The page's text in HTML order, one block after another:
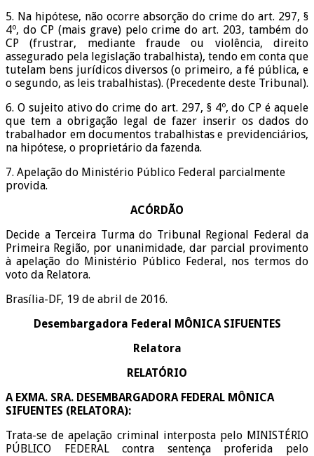
5. Na hipótese, não ocorre absorção do crime do art. 297, §
4º, do CP (mais grave) pelo crime do art. 203, também do
CP (frustrar, mediante fraude ou violência, direito
assegurado pela legislação trabalhista), tendo em conta que
tutelam bens jurídicos diversos (o primeiro, a fé pública, e
o segundo, as leis trabalhistas). (Precedente deste Tribunal).
6. O sujeito ativo do crime do art. 297, § 4º, do CP é aquele
que tem a obrigação legal de fazer inserir os dados do
trabalhador em documentos trabalhistas e previdenciários,
na hipótese, o proprietário da fazenda.
7. Apelação do Ministério Público Federal parcialmente
provida.
ACÓRDÃO
Decide a Terceira Turma do Tribunal Regional Federal da
Primeira Região, por unanimidade, dar parcial provimento
à apelação do Ministério Público Federal, nos termos do
voto da Relatora.
Brasília-DF, 19 de abril de 2016.
Desembargadora Federal MÔNICA SIFUENTES
Relatora
RELATÓRIO
A EXMA. SRA. DESEMBARGADORA FEDERAL MÔNICA
SIFUENTES (RELATORA):
Trata-se de apelação criminal interposta pelo MINISTÉRIO
PÚBLICO FEDERAL contra sentença proferida pelo